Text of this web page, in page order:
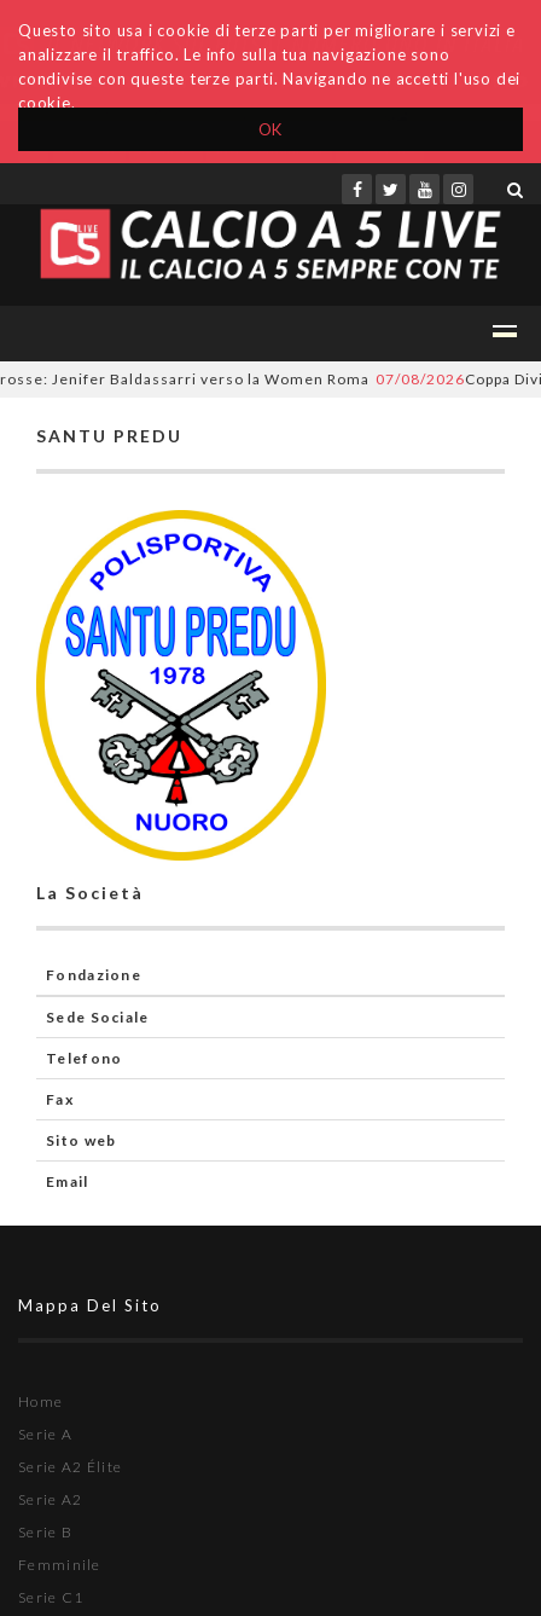
OK
Questo sito usa i cookie di terze parti per migliorare i servizi e
analizzare il traffico. Le info sulla tua navigazione sono
condivise con queste terze parti. Navigando ne accetti l'uso dei
cookie.
Accedi Archivio Invio comunicati Redazione
Jenifer Baldassarri verso la Women Roma 07/08/2026 Coppa
SANTU PREDU
La Società
Fondazione
Sede Sociale
Telefono
Fax
Sito web
Email
Mappa Del Sito
Home
Serie A
Serie A2 Élite
Serie A2
Serie B
Femminile
Serie C1